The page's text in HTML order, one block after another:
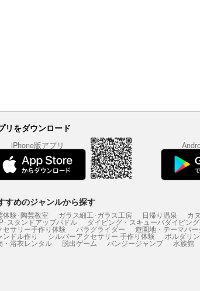
リをダウンロード
iPhone版アプリ
すめのジャンルから探す
体験･陶芸教室 ガラス細工･ガラス工房 日帰り温泉 カ
･スタンドアップパドル ダイビング・スキューバダイビング
セサリー手作り体験 パラグライダー 遊園地・テーマパー
ンドル作り シルバーアクセサリー 手作り体験 ボルダリ
・浴衣レンタル 脱出ゲーム バンジージャンプ 水族館